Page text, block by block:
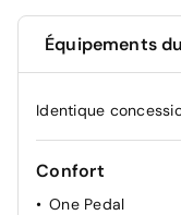
Équipements
Identique
Confort
One Pedal